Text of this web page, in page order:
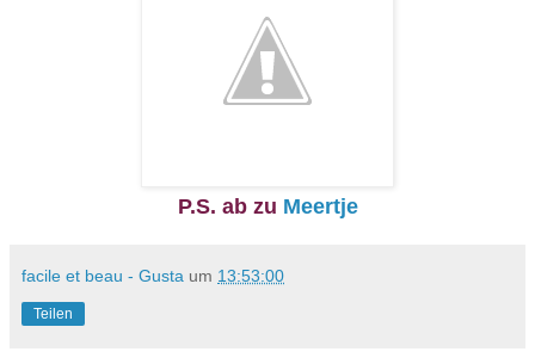
P.S. ab zu Meertje
facile et beau - Gusta um 13:53:00
Teilen